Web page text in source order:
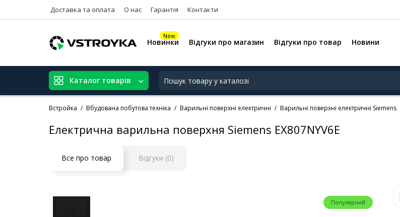
Доставка та оплата О нас Гарантія Контакти
New
Новинки Відгуки про магазин Відгуки про товар Новини
Каталог товарів
Встройка Вбудована побутова техніка Варильні поверхні електричні Варильні поверхні електричні Siemens
Електрична варильна поверхня Siemens EX807NYV6E
Все про товар Відгуки (0)
Популярний